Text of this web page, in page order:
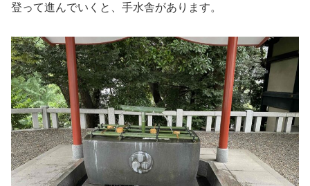
登って進んでいくと、手水舎があります。